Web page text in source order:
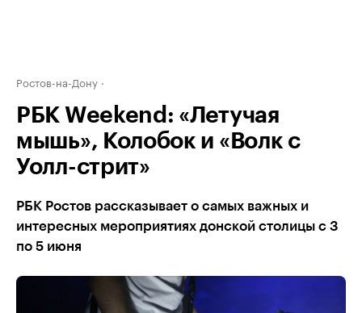
Ростов-на-Дону
РБК Weekend: «Летучая
мышь», Колобок и «Волк с
Уолл-стрит»
РБК Ростов рассказывает о самых важных и
интересных мероприятиях донской столицы с 3
по 5 июня